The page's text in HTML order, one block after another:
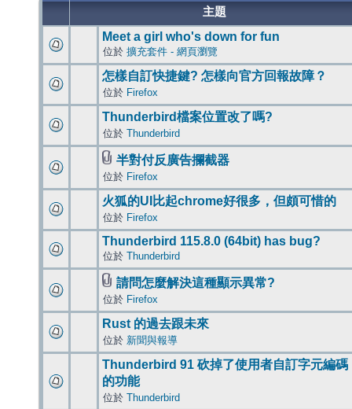
主題
Meet a girl who's down for fun
位於 擴充套件 - 網頁瀏覽
怎樣自訂快捷鍵? 怎樣向官方回報故障？
位於 Firefox
Thunderbird檔案位置改了嗎?
位於 Thunderbird
半對付反廣告攔截器
位於 Firefox
火狐的UI比起chrome好很多，但頗可惜的
位於 Firefox
Thunderbird 115.8.0 (64bit) has bug?
位於 Thunderbird
請問怎麼解決這種顯示異常?
位於 Firefox
Rust 的過去跟未來
位於 新聞與報導
Thunderbird 91 砍掉了使用者自訂字元編碼
的功能
位於 Thunderbird